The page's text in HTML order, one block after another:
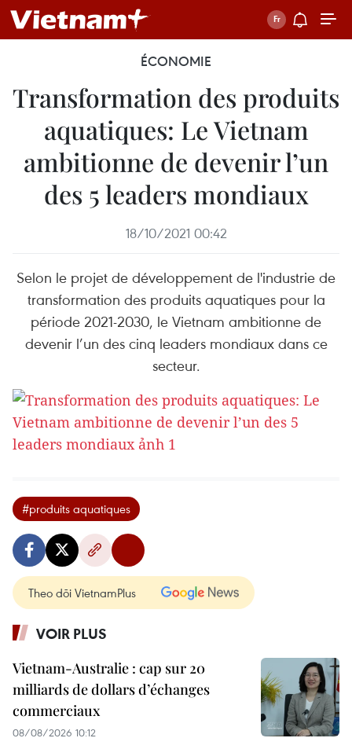
ÉCONOMIE
Transformation des produits
aquatiques: Le Vietnam
ambitionne de devenir l’un
des 5 leaders mondiaux
18/10/2021 00:42
Selon le projet de développement de l'industrie de
transformation des produits aquatiques pour la
période 2021-2030, le Vietnam ambitionne de
devenir l’un des cinq leaders mondiaux dans ce
secteur.
#produits aquatiques
Theo dõi VietnamPlus
VOIR PLUS
Vietnam-Australie : cap sur 20
milliards de dollars d’échanges
commerciaux
08/08/2026 10:12